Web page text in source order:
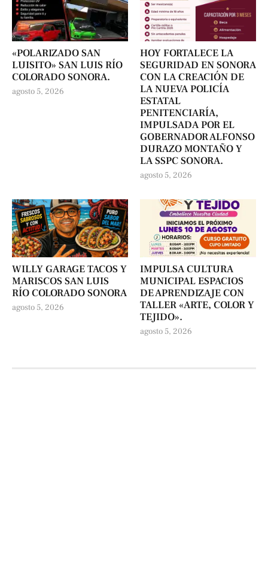
«POLARIZADO SAN
LUISITO» SAN LUIS RÍO
COLORADO SONORA.
agosto 5, 2026
HOY FORTALECE LA
SEGURIDAD EN SONORA
CON LA CREACIÓN DE
LA NUEVA POLICÍA
ESTATAL
PENITENCIARÍA,
IMPULSADA POR EL
GOBERNADOR ALFONSO
DURAZO MONTAÑO Y
LA SSPC SONORA.
agosto 5, 2026
WILLY GARAGE TACOS Y
MARISCOS SAN LUIS
RÍO COLORADO SONORA
agosto 5, 2026
IMPULSA CULTURA
MUNICIPAL ESPACIOS
DE APRENDIZAJE CON
TALLER «ARTE, COLOR Y
TEJIDO».
agosto 5, 2026